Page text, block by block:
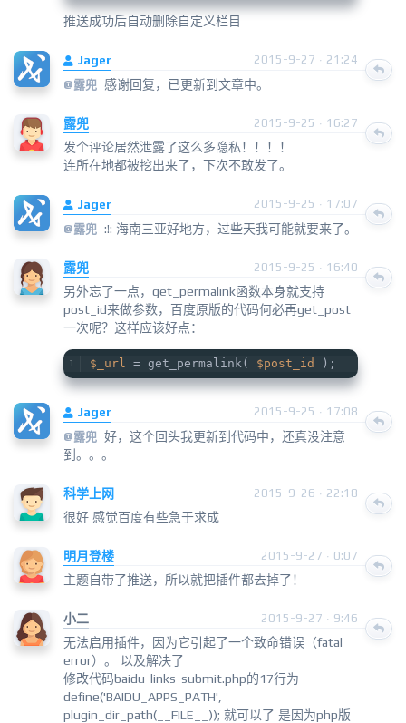
推送成功后自动删除自定义栏目
Jager
2015-9-27 · 21:24
@露兜 感谢回复，已更新到文章中。
露兜 2015-9-25 · 16:27
发个评论居然泄露了这么多隐私！！！！
连所在地都被挖出来了，下次不敢发了。
Jager
2015-9-25 · 17:07
@露兜 :!: 海南三亚好地方，过些天我可能就要来了。
露兜 2015-9-25 · 16:40
另外忘了一点，get_permalink函数本身就支持
post_id来做参数，百度原版的代码何必再get_post
一次呢？这样应该好点：
$_url = get_permalink( $post_id );
Jager
2015-9-25 · 17:08
@露兜 好，这个回头我更新到代码中，还真没注意
到。。。
科学上网 2015-9-26 · 22:18
很好 感觉百度有些急于求成
明月登楼 2015-9-27 · 0:07
主题自带了推送，所以就把插件都去掉了！
小二 2015-9-27 · 9:46
无法启用插件，因为它引起了一个致命错误（fatal
error）。 以及解决了
修改代码baidu-links-submit.php的17行为
define('BAIDU_APPS_PATH',
plugin_dir_path(__FILE__)); 就可以了 是因为php版